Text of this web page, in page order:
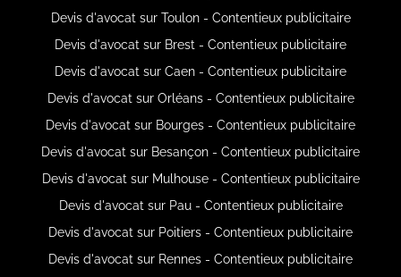
Devis d'avocat sur Toulon - Contentieux publicitaire
Devis d'avocat sur Brest - Contentieux publicitaire
Devis d'avocat sur Caen - Contentieux publicitaire
Devis d'avocat sur Orléans - Contentieux publicitaire
Devis d'avocat sur Bourges - Contentieux publicitaire
Devis d'avocat sur Besançon - Contentieux publicitaire
Devis d'avocat sur Mulhouse - Contentieux publicitaire
Devis d'avocat sur Pau - Contentieux publicitaire
Devis d'avocat sur Poitiers - Contentieux publicitaire
Devis d'avocat sur Rennes - Contentieux publicitaire